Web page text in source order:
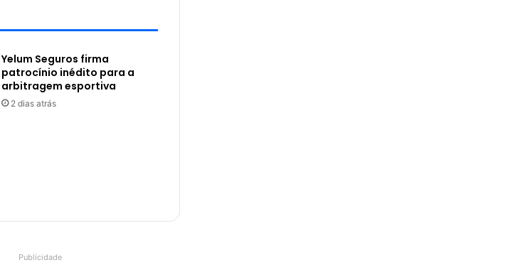
Yelum Seguros firma
patrocínio inédito para a
arbitragem esportiva
2 dias atrás
Publicidade